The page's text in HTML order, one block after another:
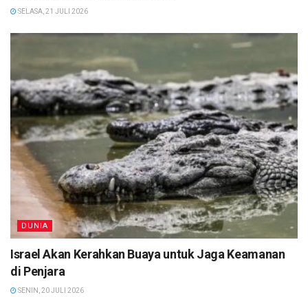
SELASA, 21 JULI 2026
DUNIA
Israel Akan Kerahkan Buaya untuk Jaga Keamanan
di Penjara
SENIN, 20 JULI 2026